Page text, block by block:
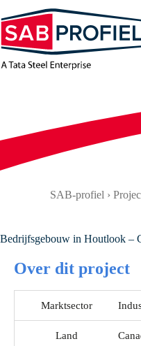
naar
de
inhoud
SAB-profiel ›
Bedrijfsgebouw in Houtlook –
Over dit project
Marktsector
Land